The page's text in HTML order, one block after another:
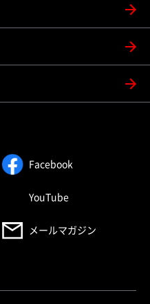
ウで開く）Facebook（別ウィンドウ
開く）YouTube（別ウィンドウで
メールマガジン
ンドウで開く）